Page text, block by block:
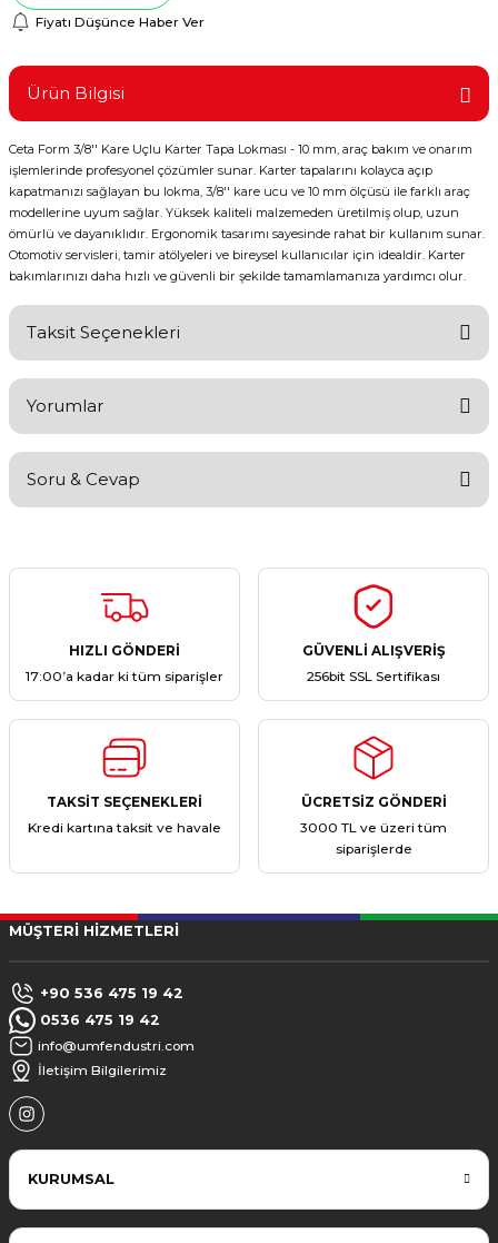
Atölye Aletleri
Fiyatı Düşünce Haber Ver
Ürün Bilgisi
Ceta Form 3/8'' Kare Uçlu Karter Tapa Lokması - 10 mm, araç bakım ve onarım
işlemlerinde profesyonel çözümler sunar. Karter tapalarını kolayca açıp
kapatmanızı sağlayan bu lokma, 3/8'' kare ucu ve 10 mm ölçüsü ile farklı araç
modellerine uyum sağlar. Yüksek kaliteli malzemeden üretilmiş olup, uzun
ömürlü ve dayanıklıdır. Ergonomik tasarımı sayesinde rahat bir kullanım sunar.
Otomotiv servisleri, tamir atölyeleri ve bireysel kullanıcılar için idealdir. Karter
bakımlarınızı daha hızlı ve güvenli bir şekilde tamamlamanıza yardımcı olur.
Taksit Seçenekleri
Yorumlar
Yorum Yaz
Soru & Cevap
Ürün hakkında henüz soru sorulmamış.
HIZLI GÖNDERİ
17:00’a kadar ki tüm siparişler
GÜVENLİ ALIŞVERİŞ
256bit SSL Sertifikası
TAKSİT SEÇENEKLERİ
Kredi kartına taksit ve havale
ÜCRETSİZ GÖNDERİ
3000 TL ve üzeri tüm
siparişlerde
MÜŞTERİ HİZMETLERİ
+90 536 475 19 42
0536 475 19 42
info@umfendustri.com
İletişim Bilgilerimiz
KURUMSAL